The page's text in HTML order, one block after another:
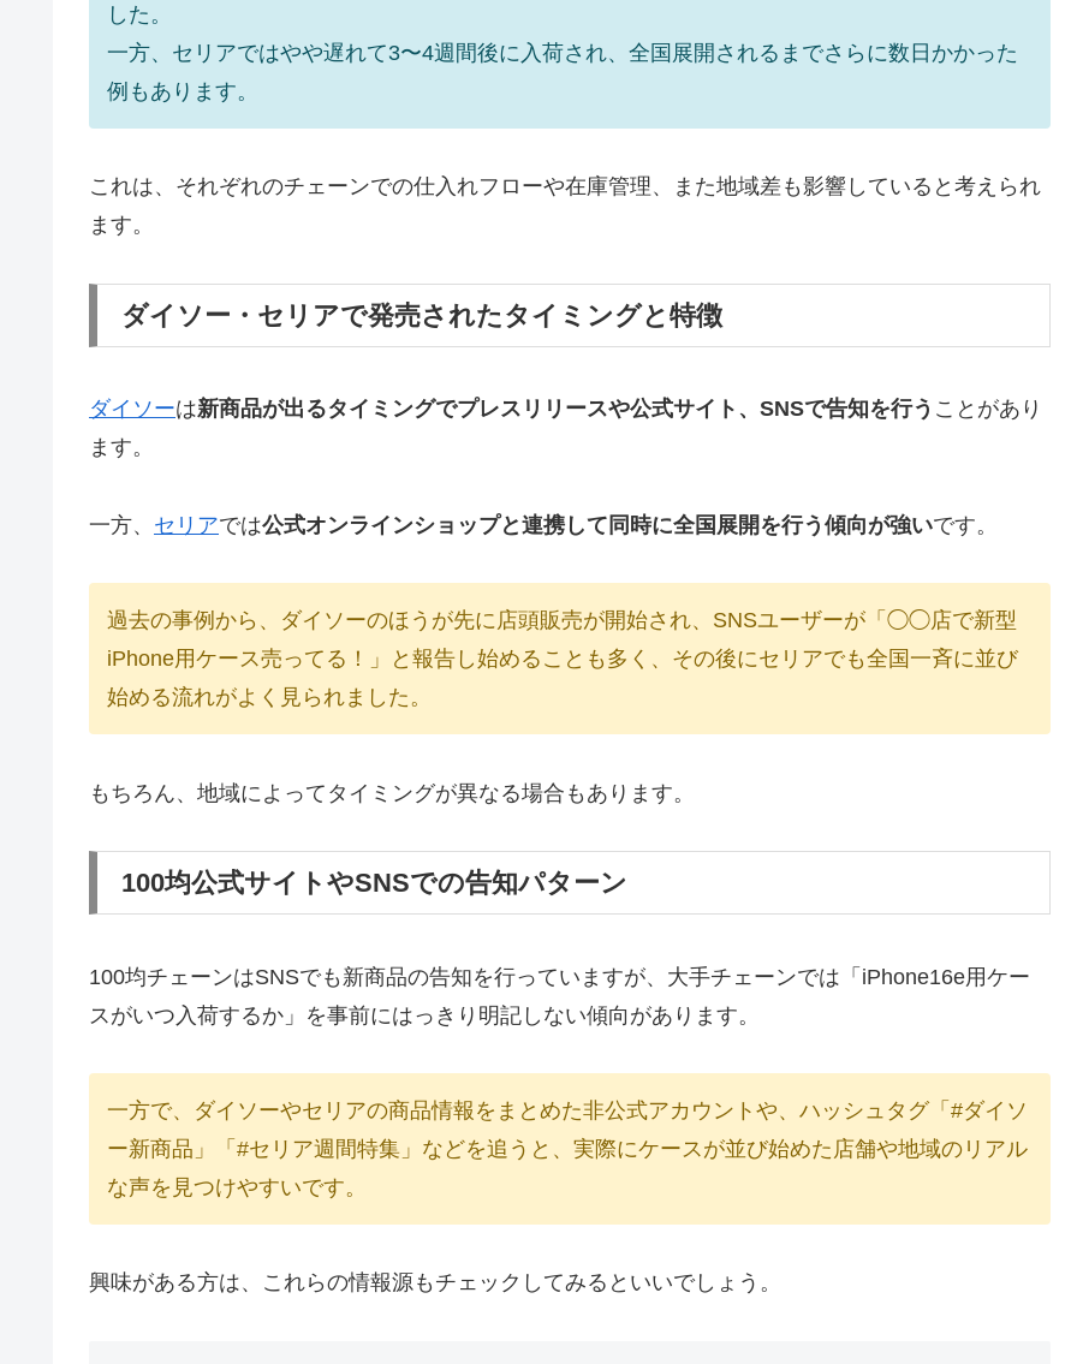
した。
一方、セリアではやや遅れて3〜4週間後に入荷され、全国展開されるまでさらに数日かかった
例もあります。
これは、それぞれのチェーンでの仕入れフローや在庫管理、また地域差も影響していると考えられ
ます。
ダイソー・セリアで発売されたタイミングと特徴
ダイソーは新商品が出るタイミングでプレスリリースや公式サイト、SNSで告知を行う ことがあり
ます。
一方、 セリアでは公式オンラインショップと連携して同時に全国展開を行う傾向が強いです。
過去の事例から、ダイソーのほうが先に店頭販売が開始され、SNSユーザーが「◯◯店で新型
iPhone用ケース売ってる！」と報告し始めることも多く、その後にセリアでも全国一斉に並び
始める流れがよく見られました。
もちろん、地域によってタイミングが異なる場合もあります。
100均公式サイトやSNSでの告知パターン
100均チェーンはSNSでも新商品の告知を行っていますが、大手チェーンでは「iPhone16e用ケー
スがいつ入荷するか」を事前にはっきり明記しない傾向があります。
一方で、ダイソーやセリアの商品情報をまとめた非公式アカウントや、ハッシュタグ「#ダイソ
ー新商品」「#セリア週間特集」などを追うと、実際にケースが並び始めた店舗や地域のリアル
な声を見つけやすいです。
興味がある方は、これらの情報源もチェックしてみるといいでしょう。